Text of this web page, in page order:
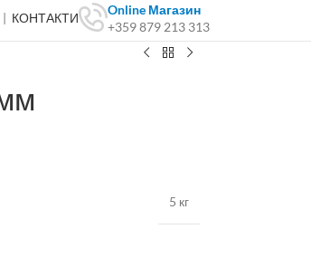
| КОНТАКТИ
Online Магазин
+359 879 213 313
5 кг